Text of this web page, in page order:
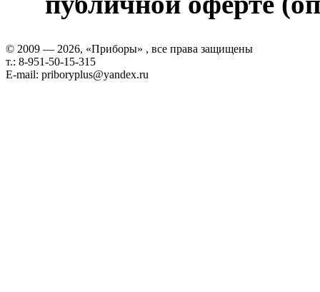
© 2009 — 2026, «Приборы» , все права защищены
т.: 8-951-50-15-315
E-mail: priboryplus@yandex.ru